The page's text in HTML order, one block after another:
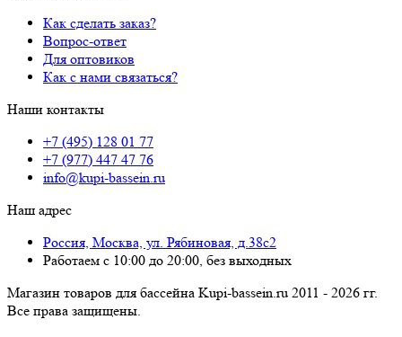
Как сделать заказ?
Вопрос-ответ
Для оптовиков
Как с нами связаться?
Наши контакты
+7 (495) 128 01 77
+7 (977) 447 47 76
info@kupi-bassein.ru
Наш адрес
Россия, Москва, ул. Рябиновая, д.38с2
Работаем с 10:00 до 20:00, без выходных
Магазин товаров для бассейна Kupi-bassein.ru 2011 - 2026 гг.
Все пра­ва за­щи­ще­ны.